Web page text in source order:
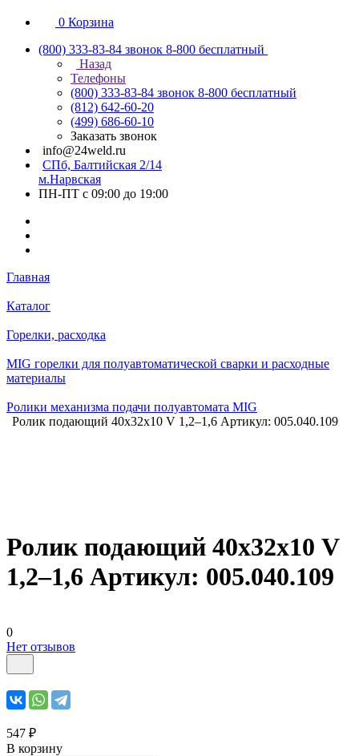
0 Корзина
(800) 333-83-84 звонок 8-800 бесплатный
Назад
Телефоны
(800) 333-83-84 звонок 8-800 бесплатный
(812) 642-60-20
(499) 686-60-10
Заказать звонок
info@24weld.ru
СПб, Балтийская 2/14
м.Нарвская
ПН-ПТ с 09:00 до 19:00
Главная
Каталог
Горелки, расходка
MIG горелки для полуавтоматической сварки и расходные
материалы
Ролики механизма подачи полуавтомата MIG
Ролик подающий 40х32х10 V 1,2–1,6 Артикул: 005.040.109
Ролик подающий 40х32х10 V
1,2–1,6 Артикул: 005.040.109
0
Нет отзывов
547 ₽
В корзину